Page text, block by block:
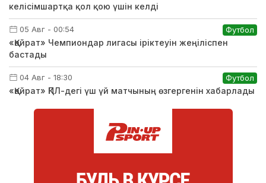
келісімшартқа қол қою үшін келді
05 Авг - 00:54 Футбол
«Қайрат» Чемпиондар лигасы іріктеуін жеңіліспен
бастады
04 Авг - 18:30 Футбол
«Қайрат» ҚПЛ-дегі үш үй матчының өзгергенін хабарлады